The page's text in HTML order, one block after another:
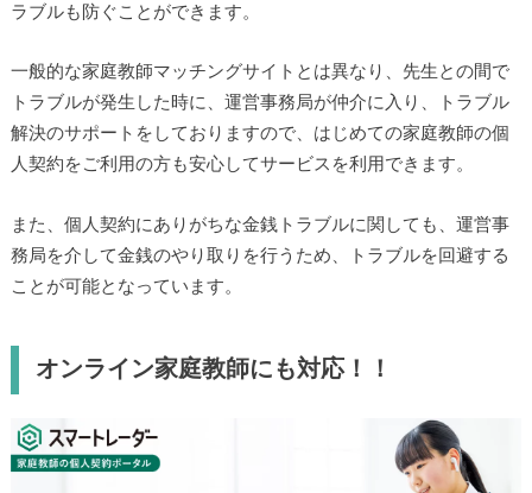
ラブルも防ぐことができます。
一般的な家庭教師マッチングサイトとは異なり、先生との間で
トラブルが発生した時に、運営事務局が仲介に入り、トラブル
解決のサポートをしておりますので、はじめての家庭教師の個
人契約をご利用の方も安心してサービスを利用できます。
また、個人契約にありがちな金銭トラブルに関しても、運営事
務局を介して金銭のやり取りを行うため、トラブルを回避する
ことが可能となっています。
オンライン家庭教師にも対応！！